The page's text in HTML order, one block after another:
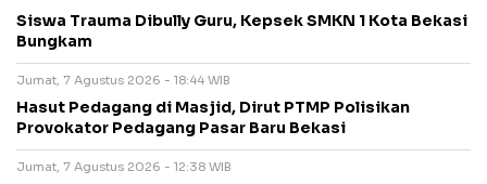
Siswa Trauma Dibully Guru, Kepsek SMKN 1 Kota Bekasi
Bungkam
Jumat, 7 Agustus 2026 - 18:44 WIB
Hasut Pedagang di Masjid, Dirut PTMP Polisikan
Provokator Pedagang Pasar Baru Bekasi
Jumat, 7 Agustus 2026 - 12:38 WIB